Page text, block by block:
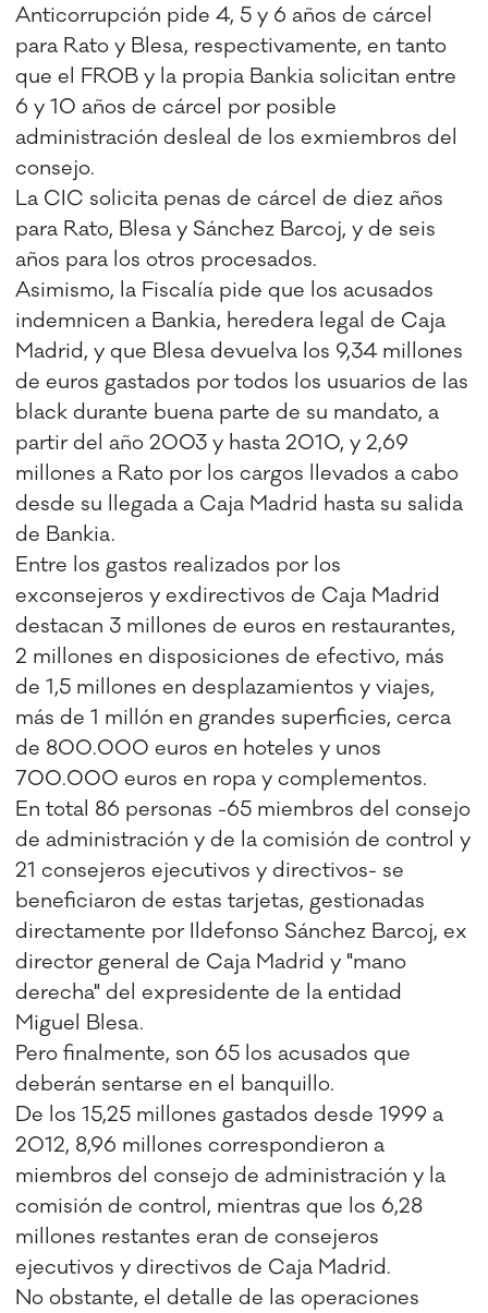
Anticorrupción pide 4, 5 y 6 años de cárcel
para Rato y Blesa, respectivamente, en tanto
que el FROB y la propia Bankia solicitan entre
6 y 10 años de cárcel por posible
administración desleal de los exmiembros del
consejo.
La CIC solicita penas de cárcel de diez años
para Rato, Blesa y Sánchez Barcoj, y de seis
años para los otros procesados.
Asimismo, la Fiscalía pide que los acusados
indemnicen a Bankia, heredera legal de Caja
Madrid, y que Blesa devuelva los 9,34 millones
de euros gastados por todos los usuarios de las
black durante buena parte de su mandato, a
partir del año 2003 y hasta 2010, y 2,69
millones a Rato por los cargos llevados a cabo
desde su llegada a Caja Madrid hasta su salida
de Bankia.
Entre los gastos realizados por los
exconsejeros y exdirectivos de Caja Madrid
destacan 3 millones de euros en restaurantes,
2 millones en disposiciones de efectivo, más
de 1,5 millones en desplazamientos y viajes,
más de 1 millón en grandes superficies, cerca
de 800.000 euros en hoteles y unos
700.000 euros en ropa y complementos.
En total 86 personas -65 miembros del consejo
de administración y de la comisión de control y
21 consejeros ejecutivos y directivos- se
beneficiaron de estas tarjetas, gestionadas
directamente por Ildefonso Sánchez Barcoj, ex
director general de Caja Madrid y "mano
derecha" del expresidente de la entidad
Miguel Blesa.
Pero finalmente, son 65 los acusados que
deberán sentarse en el banquillo.
De los 15,25 millones gastados desde 1999 a
2012, 8,96 millones correspondieron a
miembros del consejo de administración y la
comisión de control, mientras que los 6,28
millones restantes eran de consejeros
ejecutivos y directivos de Caja Madrid.
No obstante, el detalle de las operaciones